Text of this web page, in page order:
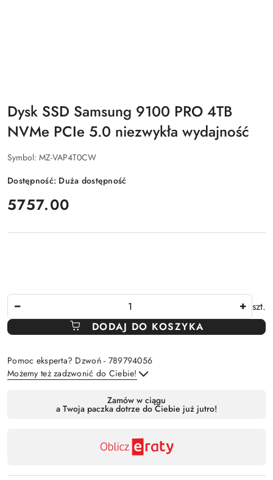
Dysk SSD Samsung 9100 PRO 4TB
NVMe PCIe 5.0 niezwykła wydajność
Symbol: MZ-VAP4T0CW
Dostępność: Duża dostępność
cena:
5757.00
szt.
DODAJ DO KOSZYKA
Pomoc eksperta? Dzwoń - 789794056
Możemy też zadzwonić do Ciebie!
Zamów w ciągu
a Twoja paczka dotrze do Ciebie już jutro!